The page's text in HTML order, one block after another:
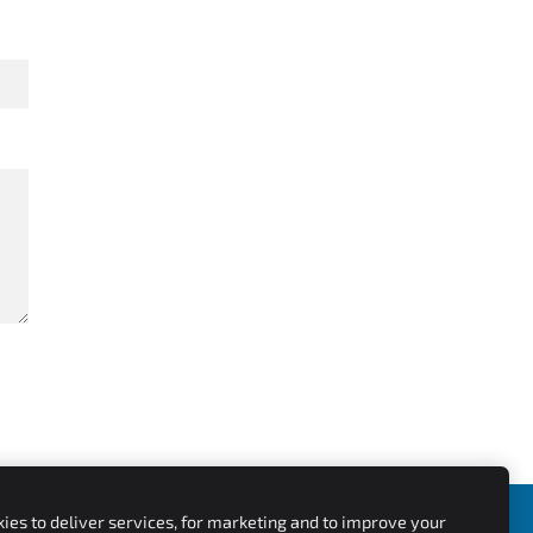
to deliver services, for marketing and to improve your